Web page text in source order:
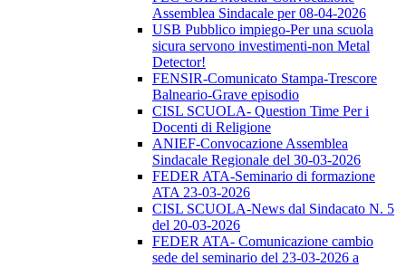
Assemblea Sindacale per 08-04-2026
USB Pubblico impiego-Per una scuola
sicura servono investimenti-non Metal
Detector!
FENSIR-Comunicato Stampa-Trescore
Balneario-Grave episodio
CISL SCUOLA- Question Time Per i
Docenti di Religione
ANIEF-Convocazione Assemblea
Sindacale Regionale del 30-03-2026
FEDER ATA-Seminario di formazione
ATA 23-03-2026
CISL SCUOLA-News dal Sindacato N. 5
del 20-03-2026
FEDER ATA- Comunicazione cambio
sede del seminario del 23-03-2026 a